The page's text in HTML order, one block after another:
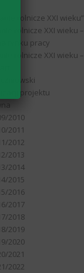
rolnicze XXI wieku”
rolnicze XXI wieku –
rynku pracy
rolnicze XXI wieku –
projektu
2010
2011
2012
2013
2014
2015
2016
2017
2018
2019
2020
2021
2022